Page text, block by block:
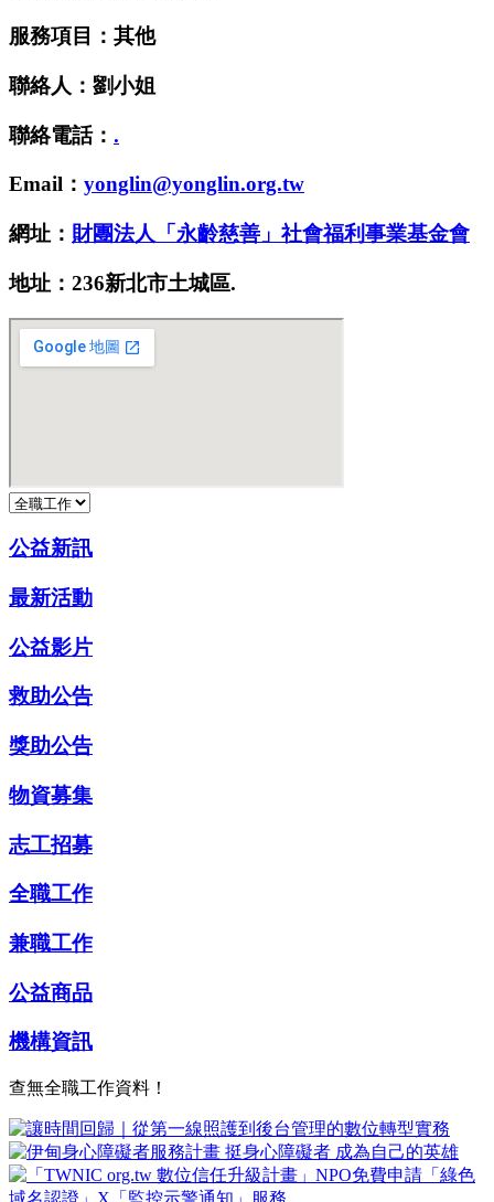
服務項目：其他
聯絡人：劉小姐
聯絡電話： .
Email： yonglin@yonglin.org.tw
網址： 財團法人「永齡慈善」社會福利事業基金會
地址：236新北市土城區.
公益新訊
最新活動
公益影片
救助公告
獎助公告
物資募集
志工招募
全職工作
兼職工作
公益商品
機構資訊
查無全職工作資料！